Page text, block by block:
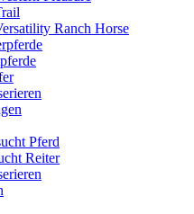
Ranch Horse
Pferd
Reiter